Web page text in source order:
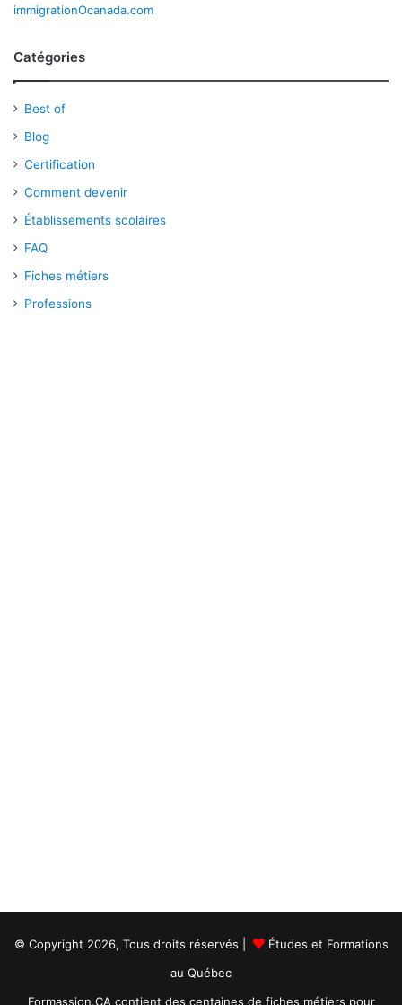
immigrationOcanada.com
Catégories
Best of
Blog
Certification
Comment devenir
Établissements scolaires
FAQ
Fiches métiers
Professions
© Copyright 2026, Tous droits réservés |
Études et Formations
au Québec
Formassion.CA contient des centaines de fiches métiers pour